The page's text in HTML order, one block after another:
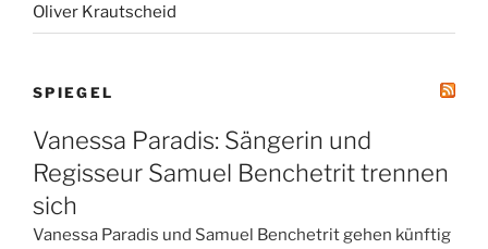
Oliver Krautscheid
SPIEGEL
Vanessa Paradis: Sängerin und
Regisseur Samuel Benchetrit trennen
sich
Vanessa Paradis und Samuel Benchetrit gehen künftig